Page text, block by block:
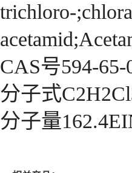
trichloro-
CAS号594-65-
分子式
分子量